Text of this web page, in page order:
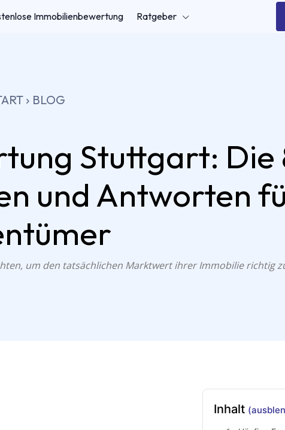
Immobilienbewertung Ratgeber
BLOG
Stuttgart: Die
und Antworten
um den tatsächlichen Marktwert ihrer Immobilie richtig
Inhalt